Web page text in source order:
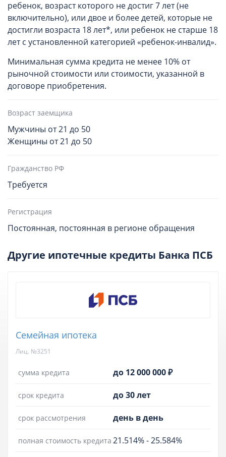
ребенок, возраст которого не достиг 7 лет (не
включительно), или двое и более детей, которые не
достигли возраста 18 лет*, или ребенок не старше 18
лет с установленной категорией «ребенок-инвалид».
Минимальная сумма кредита не менее 10% от
рыночной стоимости или стоимости, указанной в
договоре приобретения.
Возраст заемщика
Мужчины от 21 до 50
Женщины от 21 до 50
Гражданство РФ
Требуется
Регистрация
Постоянная, постоянная в регионе обращения
Другие ипотечные кредиты Банка ПСБ
Семейная ипотека
Лиц. №3251
сумма кредита до 12 000 000 ₽
срок кредита до 30 лет
срок рассмотрения день в день
полная стоимость кредита 21.514%-25.584%